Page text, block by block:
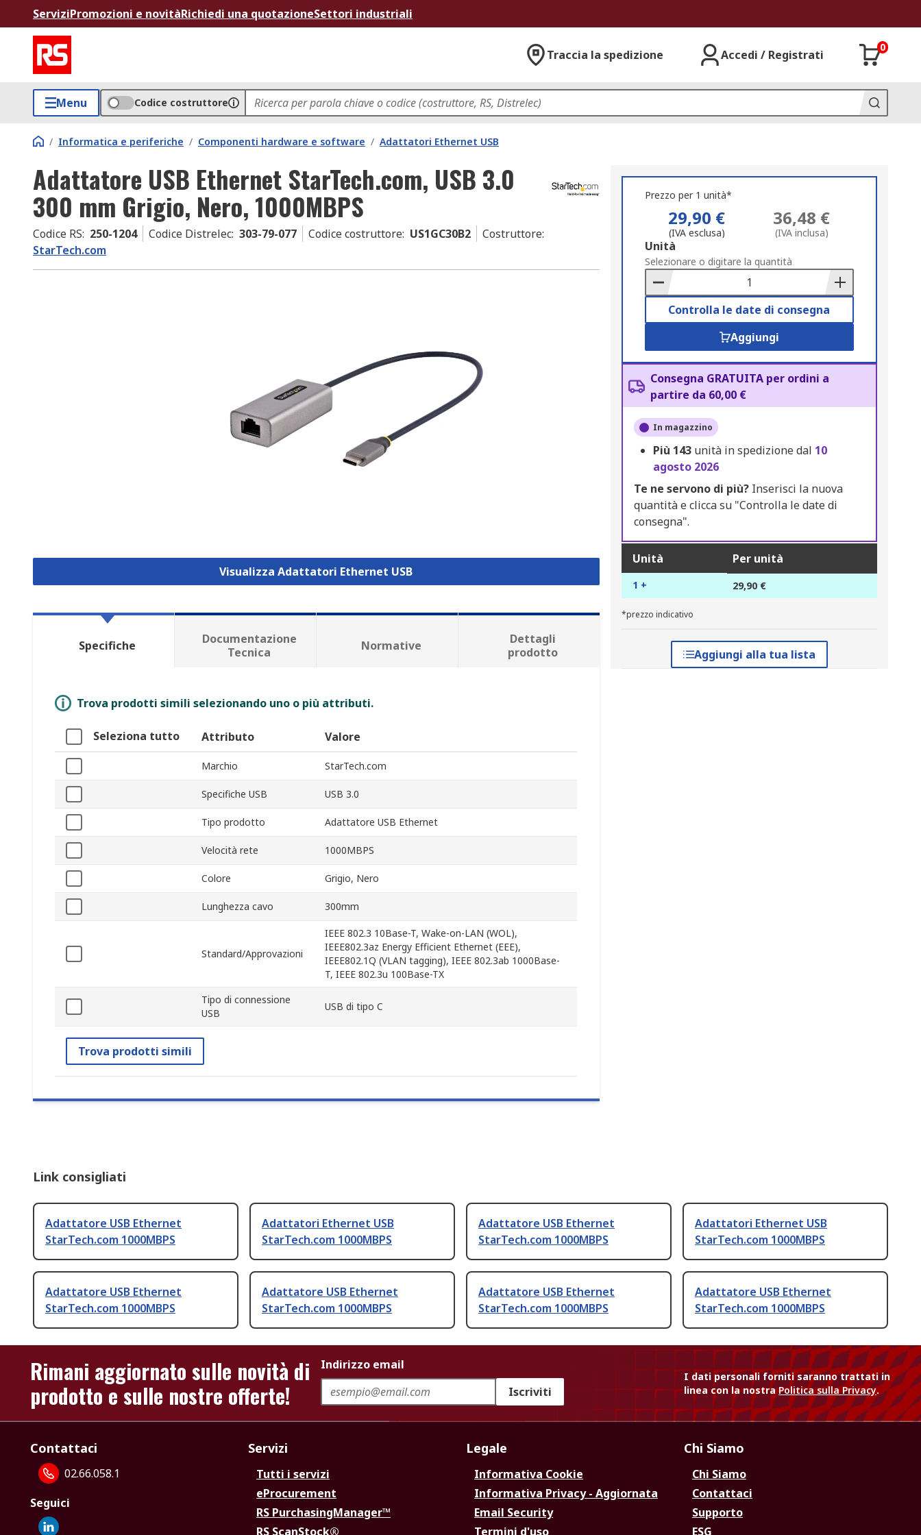
ServiziPromozioni e novitàRichiedi una quotazioneSettori industriali
Traccia la spedizione Accedi / Registrati
0
Menu Codice costruttore
/ Informatica e periferiche / Componenti hardware e software / Adattatori Ethernet USB
Adattatore USB Ethernet StarTech.com, USB 3.0
300 mm Grigio, Nero, 1000MBPS
Codice RS: 250-1204 Codice Distrelec: 303-79-077 Codice costruttore: US1GC30B2 Costruttore:
StarTech.com
Visualizza Adattatori Ethernet USB
Prezzo per 1 unità*
29,90 €
(IVA esclusa)
36,48 €
(IVA inclusa)
Add
to
Basket
Unità
Selezionare o digitare la quantità
Controlla le date di consegna
Aggiungi
Consegna GRATUITA per ordini a
partire da 60,00 €
In magazzino
Più 143 unità in spedizione dal 10
agosto 2026
Te ne servono di più?Inserisci la nuova
quantità e clicca su "Controlla le date di
consegna".
Unità Per unità
1 + 29,90 €
*prezzo indicativo
Aggiungi alla tua lista
Specifiche
Documentazione
Tecnica
Normative
Dettagli
prodotto
Trova prodotti simili selezionando uno o più attributi.
Seleziona tutto Attributo Valore
Marchio StarTech.com
Specifiche USB USB 3.0
Tipo prodotto Adattatore USB Ethernet
Velocità rete 1000MBPS
Colore Grigio, Nero
Lunghezza cavo 300mm
Standard/Approvazioni
IEEE 802.3 10Base-T, Wake-on-LAN (WOL),
IEEE802.3az Energy Efficient Ethernet (EEE),
IEEE802.1Q (VLAN tagging), IEEE 802.3ab 1000Base-
T, IEEE 802.3u 100Base-TX
Tipo di connessione
USB
USB di tipo C
Trova prodotti simili
Link consigliati
Adattatore USB Ethernet
StarTech.com 1000MBPS
Adattatori Ethernet USB
StarTech.com 1000MBPS
Adattatore USB Ethernet
StarTech.com 1000MBPS
Adattatori Ethernet USB
StarTech.com 1000MBPS
Adattatore USB Ethernet
StarTech.com 1000MBPS
Adattatore USB Ethernet
StarTech.com 1000MBPS
Adattatore USB Ethernet
StarTech.com 1000MBPS
Adattatore USB Ethernet
StarTech.com 1000MBPS
Rimani aggiornato sulle novità di
prodotto e sulle nostre offerte!
Indirizzo email
Iscriviti
I dati personali forniti saranno trattati in
linea con la nostraPolitica sulla Privacy.
Contattaci
02.66.058.1
Seguici
Servizi
Tutti i servizi
eProcurement
RS PurchasingManager™
RS ScanStock®
Legale
Informativa Cookie
Informativa Privacy - Aggiornata
Email Security
Termini d'uso
Chi Siamo
Chi Siamo
Contattaci
Supporto
ESG